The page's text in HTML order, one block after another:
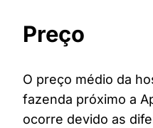
Preço
O preço médio da
fazenda próximo a
ocorre devido as